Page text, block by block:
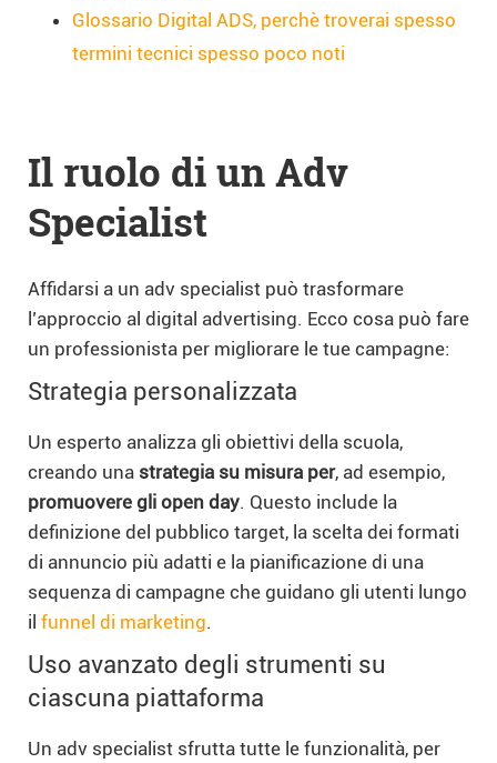
Glossario Digital ADS, perchè troverai spesso
termini tecnici spesso poco noti
Il ruolo di un Adv
Specialist
Affidarsi a un adv specialist può trasformare
l’approccio al digital advertising. Ecco cosa può fare
un professionista per migliorare le tue campagne:
Strategia personalizzata
Un esperto analizza gli obiettivi della scuola,
creando una strategia su misura per, ad esempio,
promuovere gli open day. Questo include la
definizione del pubblico target, la scelta dei formati
di annuncio più adatti e la pianificazione di una
sequenza di campagne che guidano gli utenti lungo
il funnel di marketing.
Uso avanzato degli strumenti su
ciascuna piattaforma
Un adv specialist sfrutta tutte le funzionalità, per